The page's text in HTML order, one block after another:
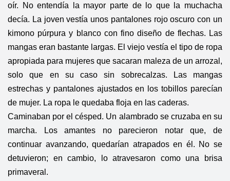
oír. No entendía la mayor parte de lo que la muchacha
decía. La joven vestía unos pantalones rojo oscuro con un
kimono púrpura y blanco con fino diseño de flechas. Las
mangas eran bastante largas. El viejo vestía el tipo de ropa
apropiada para mujeres que sacaran maleza de un arrozal,
solo que en su caso sin sobrecalzas. Las mangas
estrechas y pantalones ajustados en los tobillos parecían
de mujer. La ropa le quedaba floja en las caderas.
Caminaban por el césped. Un alambrado se cruzaba en su
marcha. Los amantes no parecieron notar que, de
continuar avanzando, quedarían atrapados en él. No se
detuvieron; en cambio, lo atravesaron como una brisa
primaveral.